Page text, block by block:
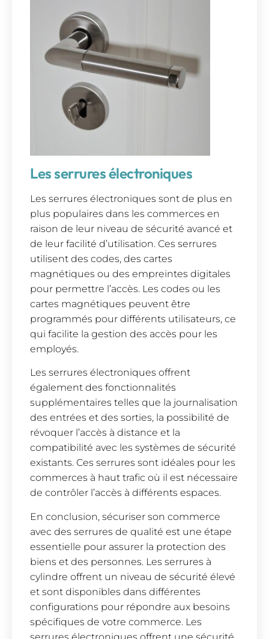
Les serrures électroniques
Les serrures électroniques sont de plus en
plus populaires dans les commerces en
raison de leur niveau de sécurité avancé et
de leur facilité d’utilisation. Ces serrures
utilisent des codes, des cartes
magnétiques ou des empreintes digitales
pour permettre l’accès. Les codes ou les
cartes magnétiques peuvent être
programmés pour différents utilisateurs, ce
qui facilite la gestion des accès pour les
employés.
Les serrures électroniques offrent
également des fonctionnalités
supplémentaires telles que la journalisation
des entrées et des sorties, la possibilité de
révoquer l’accès à distance et la
compatibilité avec les systèmes de sécurité
existants. Ces serrures sont idéales pour les
commerces à haut trafic où il est nécessaire
de contrôler l’accès à différents espaces.
En conclusion, sécuriser son commerce
avec des serrures de qualité est une étape
essentielle pour assurer la protection des
biens et des personnes. Les serrures à
cylindre offrent un niveau de sécurité élevé
et sont disponibles dans différentes
configurations pour répondre aux besoins
spécifiques de votre commerce. Les
serrures électroniques offrent une sécurité